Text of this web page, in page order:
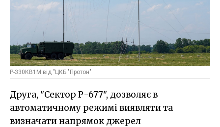
Р-330КВ1М від "ЦКБ "Протон"
Друга, "Сектор Р-677", дозволяє в
автоматичному режимі виявляти та
визначати напрямок джерел